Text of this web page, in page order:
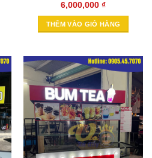
6,000,000 ₫
THÊM VÀO GIỎ HÀNG